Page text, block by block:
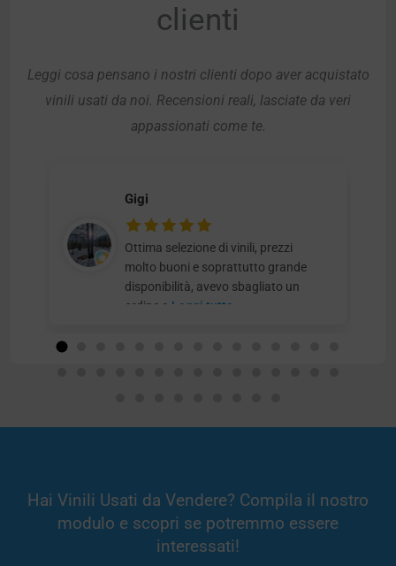
clienti
Leggi cosa pensano i nostri clienti dopo aver acquistato
vinili usati da noi. Recensioni reali, lasciate da veri
appassionati come te.
Gigi
Ottima selezione di vinili, prezzi
molto buoni e soprattutto grande
disponibilità, avevo sbagliato un
ordine e Leggi tutto
Hai Vinili Usati da Vendere? Compila il nostro
modulo e scopri se potremmo essere
interessati!